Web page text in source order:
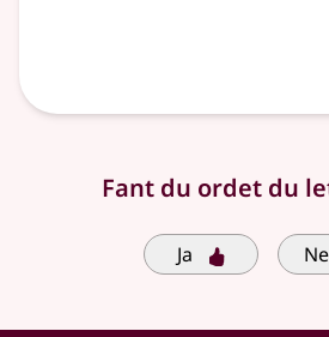
Fant du ordet du
Ja